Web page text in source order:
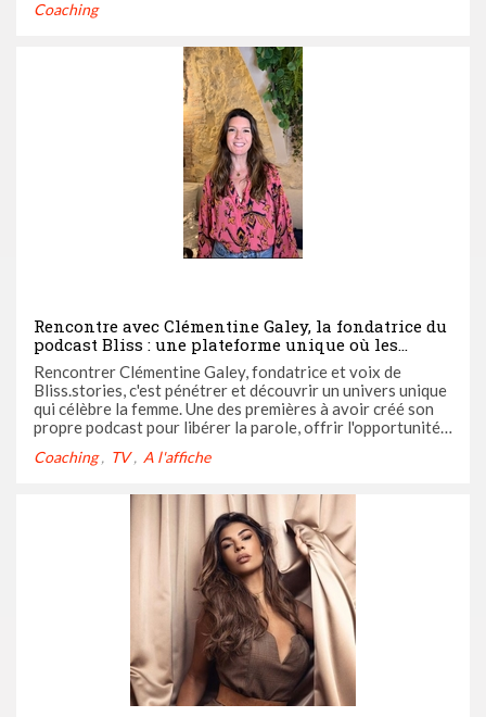
tous afin de préparer les artistes aux futures attentes du
Coaching
Rencontre avec Clémentine Galey, la fondatrice du
podcast Bliss : une plateforme unique où les
femmes prennent enfin la parole sans tabous
autour de la grossesse !
Rencontrer Clémentine Galey, fondatrice et voix de
Bliss.stories, c'est pénétrer et découvrir un univers unique
qui célèbre la femme. Une des premières à avoir créé son
propre podcast pour libérer la parole, offrir l'opportunité
Coaching TV A l'affiche